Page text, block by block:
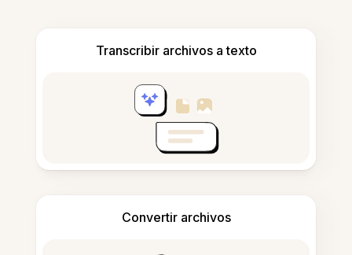
Transcribir archivos a texto
Convertir archivos